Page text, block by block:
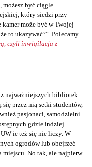
możesz być ciągle
który siedzi przy
może być w Twojej
to ukazywać?”. Polecamy
czyli inwigilacja z
najważniejszych bibliotek
przez nią setki studentów,
pasjonaci, samodzielni
gdzie indziej
ie też się nie liczy. W
ogrodów lub obejrzeć
miejscu. No tak, ale najpierw